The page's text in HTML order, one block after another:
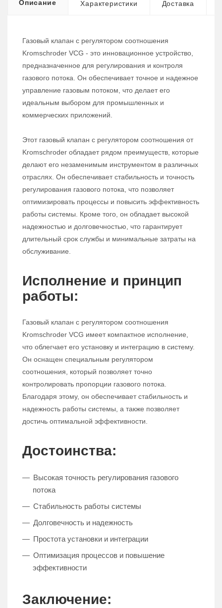
Описание Характеристики Доставка
Газовый клапан с регулятором соотношения
Kromschroder VCG - это инновационное устройство,
предназначенное для регулирования и контроля
газового потока. Он обеспечивает точное и надежное
управление газовым потоком, что делает его
идеальным выбором для промышленных и
коммерческих приложений.
Этот газовый клапан с регулятором соотношения от
Kromschroder обладает рядом преимуществ, которые
делают его незаменимым инструментом в различных
отраслях. Он обеспечивает стабильность и точность
регулирования газового потока, что позволяет
оптимизировать процессы и повысить эффективность
работы системы. Кроме того, он обладает высокой
надежностью и долговечностью, что гарантирует
длительный срок службы и минимальные затраты на
обслуживание.
Исполнение и принцип
работы:
Газовый клапан с регулятором соотношения
Kromschroder VCG имеет компактное исполнение,
что облегчает его установку и интеграцию в систему.
Он оснащен специальным регулятором
соотношения, который позволяет точно
контролировать пропорции газового потока.
Благодаря этому, он обеспечивает стабильность и
надежность работы системы, а также позволяет
достичь оптимальной эффективности.
Достоинства:
Высокая точность регулирования газового
потока
Стабильность работы системы
Долговечность и надежность
Простота установки и интеграции
Оптимизация процессов и повышение
эффективности
Заключение: